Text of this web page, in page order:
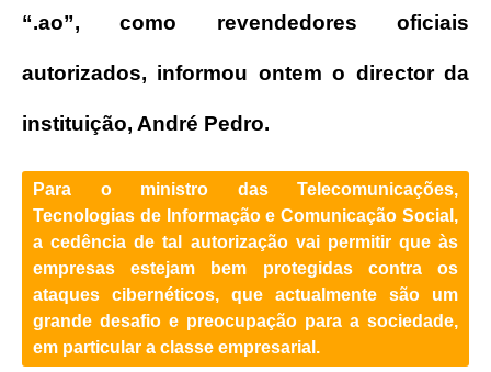
“.ao”, como revendedores oficiais
autorizados, informou ontem o director da
instituição, André Pedro.
Para o ministro das Telecomunicações,
Tecnologias de Informação e Comunicação Social,
a cedência de tal autorização vai permitir que às
empresas estejam bem protegidas contra os
ataques cibernéticos, que actualmente são um
grande desafio e preocupação para a sociedade,
em particular a classe empresarial.